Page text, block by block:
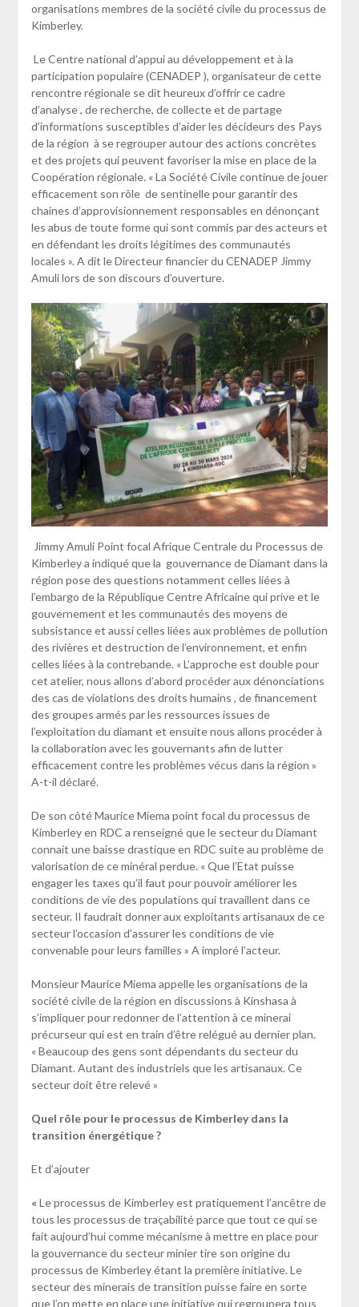
organisations membres de la société civile du processus de
Kimberley.
Le Centre national d’appui au développement et à la
participation populaire (CENADEP ), organisateur de cette
rencontre régionale se dit heureux d’offrir ce cadre
d’analyse , de recherche, de collecte et de partage
d’informations susceptibles d’aider les décideurs des Pays
de la région à se regrouper autour des actions concrètes
et des projets qui peuvent favoriser la mise en place de la
Coopération régionale. « La Société Civile continue de jouer
efficacement son rôle de sentinelle pour garantir des
chaines d’approvisionnement responsables en dénonçant
les abus de toute forme qui sont commis par des acteurs et
en défendant les droits légitimes des communautés
locales ». A dit le Directeur financier du CENADEP Jimmy
Amuli lors de son discours d’ouverture.
Jimmy Amuli Point focal Afrique Centrale du Processus de
Kimberley a indiqué que la gouvernance de Diamant dans la
région pose des questions notamment celles liées à
l’embargo de la République Centre Africaine qui prive et le
gouvernement et les communautés des moyens de
subsistance et aussi celles liées aux problèmes de pollution
des rivières et destruction de l’environnement, et enfin
celles liées à la contrebande. « L’approche est double pour
cet atelier, nous allons d’abord procéder aux dénonciations
des cas de violations des droits humains , de financement
des groupes armés par les ressources issues de
l’exploitation du diamant et ensuite nous allons procéder à
la collaboration avec les gouvernants afin de lutter
efficacement contre les problèmes vécus dans la région »
A-t-il déclaré.
De son côté Maurice Miema point focal du processus de
Kimberley en RDC a renseigné que le secteur du Diamant
connait une baisse drastique en RDC suite au problème de
valorisation de ce minéral perdue. « Que l’Etat puisse
engager les taxes qu’il faut pour pouvoir améliorer les
conditions de vie des populations qui travaillent dans ce
secteur. Il faudrait donner aux exploitants artisanaux de ce
secteur l’occasion d’assurer les conditions de vie
convenable pour leurs familles » A imploré l’acteur.
Monsieur Maurice Miema appelle les organisations de la
société civile de la région en discussions à Kinshasa à
s’impliquer pour redonner de l’attention à ce minerai
précurseur qui est en train d’être relégué au dernier plan.
« Beaucoup des gens sont dépendants du secteur du
Diamant. Autant des industriels que les artisanaux. Ce
secteur doit être relevé »
Quel rôle pour le processus de Kimberley dans la
transition énergétique ?
Et d’ajouter
« Le processus de Kimberley est pratiquement l’ancêtre de
tous les processus de traçabilité parce que tout ce qui se
fait aujourd’hui comme mécanisme à mettre en place pour
la gouvernance du secteur minier tire son origine du
processus de Kimberley étant la première initiative. Le
secteur des minerais de transition puisse faire en sorte
que l’on mette en place une initiative qui regroupera tous